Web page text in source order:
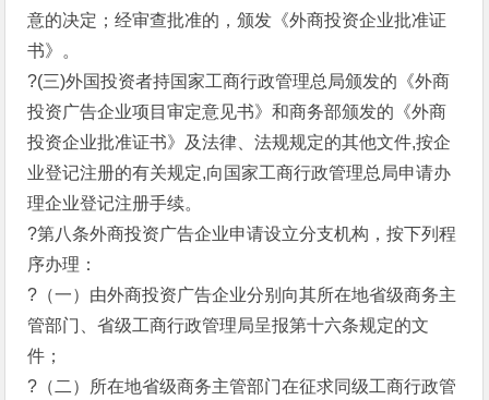
意的决定；经审查批准的，颁发《外商投资企业批准证
书》。
?(三)外国投资者持国家工商行政管理总局颁发的《外商
投资广告企业项目审定意见书》和商务部颁发的《外商
投资企业批准证书》及法律、法规规定的其他文件,按企
业登记注册的有关规定,向国家工商行政管理总局申请办
理企业登记注册手续。
?第八条外商投资广告企业申请设立分支机构，按下列程
序办理：
?（一）由外商投资广告企业分别向其所在地省级商务主
管部门、省级工商行政管理局呈报第十六条规定的文
件；
?（二）所在地省级商务主管部门在征求同级工商行政管